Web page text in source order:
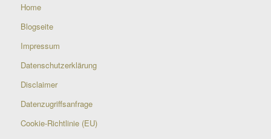
Home
Blogseite
Impressum
Datenschutzerklärung
Disclaimer
Datenzugriffsanfrage
Cookie-Richtlinie (EU)